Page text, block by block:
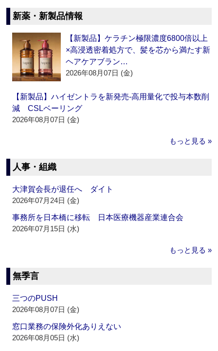
新薬・新製品情報
【新製品】ケラチン極限濃度6800倍以上
×高浸透密着処方で、髪を芯から満たす新
ヘアケアブラン…
2026年08月07日 (金)
【新製品】ハイゼントラを新発売‐高用量化で投与本数削
減 CSLベーリング
2026年08月07日 (金)
もっと見る »
人事・組織
大津賀会長が退任へ ダイト
2026年07月24日 (金)
事務所を日本橋に移転 日本医療機器産業連合会
2026年07月15日 (水)
もっと見る »
無季言
三つのPUSH
2026年08月07日 (金)
窓口業務の保険外化ありえない
2026年08月05日 (水)